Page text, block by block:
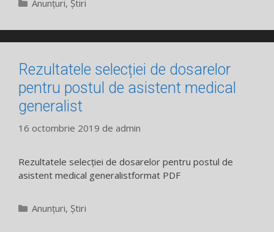
Anunțuri, Știri
Rezultatele selecției de dosarelor
pentru postul de asistent medical
generalist
16 octombrie 2019 de admin
Rezultatele selecției de dosarelor pentru postul de
asistent medical generalistformat PDF
Categorii
Anunțuri, Știri